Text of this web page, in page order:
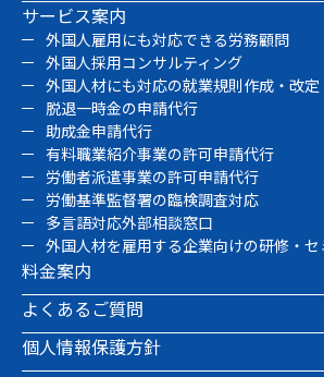
サービス案内
外国人雇用にも対応できる労務顧問
外国人採用コンサルティング
外国人材にも対応の就業規則作成・改定
脱退一時金の申請代行
助成金申請代行
有料職業紹介事業の許可申請代行
労働者派遣事業の許可申請代行
労働基準監督署の臨検調査対応
多言語対応外部相談窓口
外国人材を雇用する企業向けの研修・セ
料金案内
よくあるご質問
個人情報保護方針